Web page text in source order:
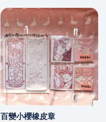
百變小櫻橡皮章